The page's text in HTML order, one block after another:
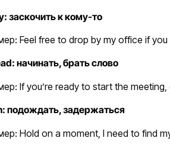
заскочить к кому-то
Feel free to drop by my office if
начинать, брать слово
If you’re ready to start the
подождать, задержаться
Hold on a moment, I need to find